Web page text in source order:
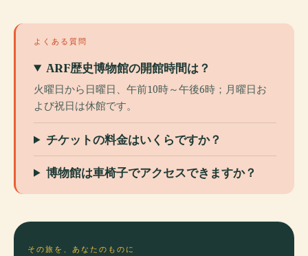
よくある質問
ARF歴史博物館の開館時間は？
火曜日から日曜日、午前10時～午後6時；月曜日お
よび祝日は休館です。
チケットの料金はいくらですか？
博物館は車椅子でアクセスできますか？
その旅を、あなたのものに